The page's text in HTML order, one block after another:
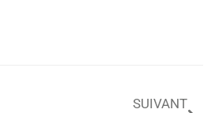
SUIVANT